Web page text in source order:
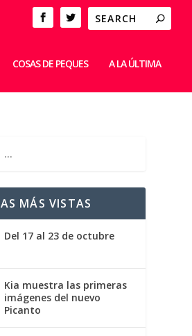
COSAS DE PEQUES A LA ÚLTIMA
MÁS VISTAS
Del 17 al 23 de octubre
Kia muestra las primeras
imágenes del nuevo
Picanto